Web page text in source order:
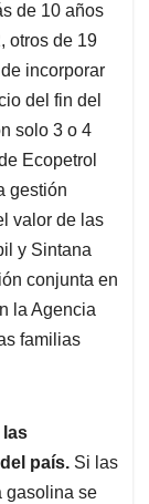
de 10 años
otros de 19
incorporar
del fin del
solo 3 o 4
Ecopetrol
gestión
valor de las
y Sintana
conjunta en
la Agencia
familias
las
país. Si las
gasolina se